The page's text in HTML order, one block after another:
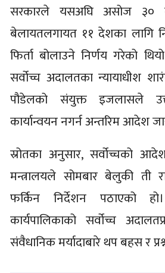
सरकारले यसअघि असोज ३०
बेलायतलगायत ११ देशका लागि
फिर्ता बोलाउने निर्णय गरेको
सर्वोच्च अदालतका न्यायाधीश
पौडेलको संयुक्त इजलासले
कार्यान्वयन नगर्न अन्तरिम आदेश
स्रोतका अनुसार, सर्वोच्चको
मन्त्रालयले सोमबार बेलुकी ती
फर्किन निर्देशन पठाएको
कार्यपालिकाको सर्वोच्च
संवैधानिक मर्यादाबारे थप बहस र